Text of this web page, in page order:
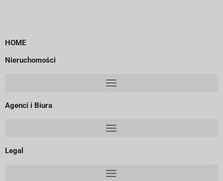
HOME
Nieruchomości
Agenci i Biura
Legal